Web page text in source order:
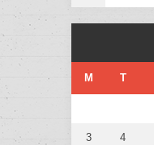
M T
3 4